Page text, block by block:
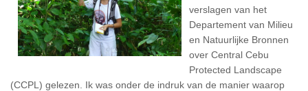
verslagen van het
Departement van Milieu
en Natuurlijke Bronnen
over Central Cebu
Protected Landscape
(CCPL) gelezen. Ik was onder de indruk van de manier waarop